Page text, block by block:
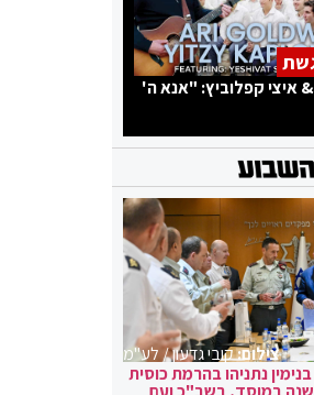
& איצי קפלוביץ: "אנא ה'
צילום:קובי גדעון / לע"מ
נתניהו בהרמת כוסית